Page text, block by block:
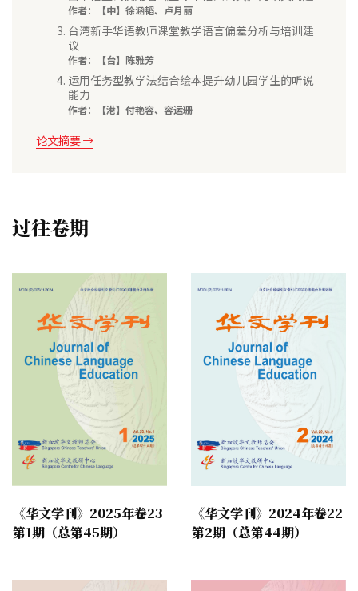
作者：【中】徐涵韬、卢月丽
台湾新手华语教师课堂教学语言偏差分析与培训建
议
作者：【台】陈雅芳
运用任务型教学法结合绘本提升幼儿园学生的听说
能力
作者：【港】付艳容、容运珊
论文摘要
过往卷期
《华文学刊》2025年卷23
第1期（总第45期）
《华文学刊》2024年卷22
第2期（总第44期）